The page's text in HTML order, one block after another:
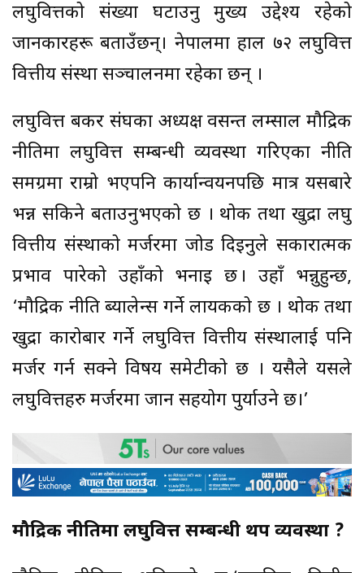
लघुवित्तको संख्या घटाउनु मुख्य उद्देश्य रहेको
जानकारहरू बताउँछन्। नेपालमा हाल ७२ लघुवित्त
वित्तीय संस्था सञ्चालनमा रहेका छन् ।
लघुवित्त बैंकर संघका अध्यक्ष वसन्त लम्साल मौद्रिक
नीतिमा लघुवित्त सम्बन्धी व्यवस्था गरिएका नीति
समग्रमा राम्रो भएपनि कार्यान्वयनपछि मात्र यसबारे
भन्न सकिने बताउनुभएको छ । थोक तथा खुद्रा लघु
वित्तीय संस्थाको मर्जरमा जोड दिइनुले सकारात्मक
प्रभाव पारेको उहाँको भनाइ छ । उहाँ भन्नुहुन्छ,
‘मौद्रिक नीति ब्यालेन्स गर्ने लायकको छ । थोक तथा
खुद्रा कारोबार गर्ने लघुवित्त वित्तीय संस्थालाई पनि
मर्जर गर्न सक्ने विषय समेटीको छ । यसैले यसले
लघुवित्तहरु मर्जरमा जान सहयोग पुर्याउने छ।’
मौद्रिक नीतिमा लघुवित्त सम्बन्धी थप व्यवस्था ?